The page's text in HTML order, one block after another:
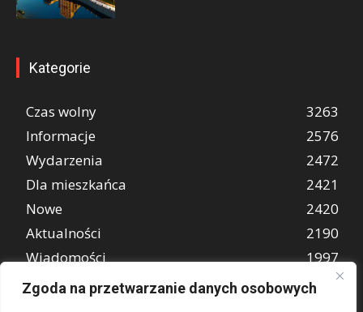
Zgoda na przetwarzanie danych osobowych
Kategorie
Czas wolny
3263
Informacje
2576
Wydarzenia
2472
Dla mieszkańca
2421
Nowe
2420
Aktualności
2190
Wiadomości
1997
REKLAMA
849